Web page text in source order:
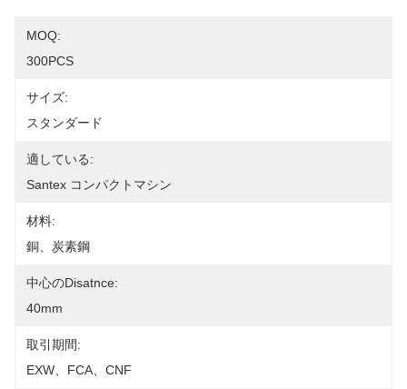
MOQ:
300PCS
サイズ:
スタンダード
適している:
Santex コンパクトマシン
材料:
銅、炭素鋼
中心のdisatnce:
40mm
取引期間:
EXW、FCA、CNF